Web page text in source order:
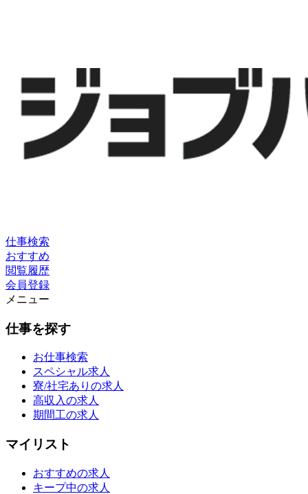
仕事検索
おすすめ
閲覧履歴
会員登録
メニュー
仕事を探す
お仕事検索
スペシャル求人
寮/社宅ありの求人
高収入の求人
期間工の求人
マイリスト
おすすめの求人
キープ中の求人